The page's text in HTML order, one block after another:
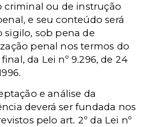
criminal ou de instrução
e seu conteúdo será
sigilo, sob pena de
penal nos termos do
da Lei nº 9.296, de 24
e análise da
deverá ser fundada nos
pelo art. 2º da Lei nº